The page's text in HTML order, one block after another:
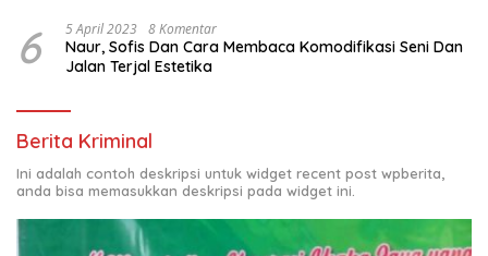
6 5 April 2023 8 Komentar
Naur, Sofis Dan Cara Membaca Komodifikasi Seni Dan
Jalan Terjal Estetika
Berita Kriminal
Ini adalah contoh deskripsi untuk widget recent post wpberita,
anda bisa memasukkan deskripsi pada widget ini.